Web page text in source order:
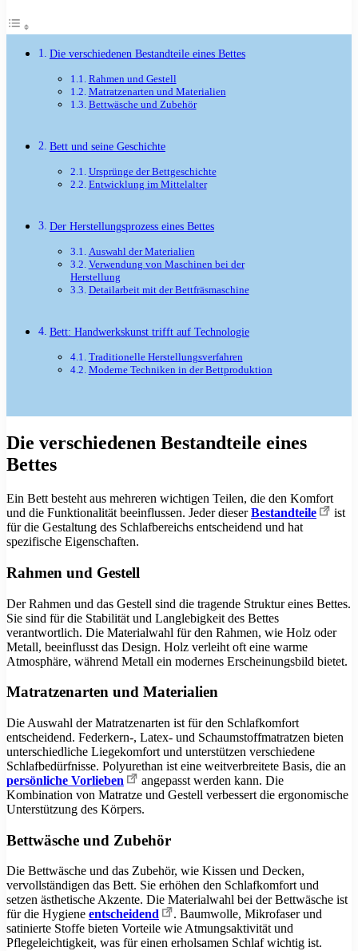
Die verschiedenen Bestandteile eines Bettes
Rahmen und Gestell
Matratzenarten und Materialien
Bettwäsche und Zubehör
Bett und seine Geschichte
Ursprünge der Bettgeschichte
Entwicklung im Mittelalter
Der Herstellungsprozess eines Bettes
Auswahl der Materialien
Verwendung von Maschinen bei der
Herstellung
Detailarbeit mit der Bettfräsmaschine
Bett: Handwerkskunst trifft auf Technologie
Traditionelle Herstellungsverfahren
Moderne Techniken in der Bettproduktion
Die verschiedenen Bestandteile eines
Bettes
Ein Bett besteht aus mehreren wichtigen Teilen, die den Komfort
und die Funktionalität beeinflussen. Jeder dieserBestandteile
ist
für die Gestaltung des Schlafbereichs entscheidend und hat
spezifische Eigenschaften.
Rahmen und Gestell
Der Rahmen und das Gestell sind die tragende Struktur eines Bettes.
Sie sind für die Stabilität und Langlebigkeit des Bettes
verantwortlich. Die Materialwahl für den Rahmen, wie Holz oder
Metall, beeinflusst das Design. Holz verleiht oft eine warme
Atmosphäre, während Metall ein modernes Erscheinungsbild bietet.
Matratzenarten und Materialien
Die Auswahl der Matratzenarten ist für den Schlafkomfort
entscheidend. Federkern-, Latex- und Schaumstoffmatratzen bieten
unterschiedliche Liegekomfort und unterstützen verschiedene
Schlafbedürfnisse. Polyurethan ist eine weitverbreitete Basis, die an
persönliche Vorlieben
angepasst werden kann. Die
Kombination von Matratze und Gestell verbessert die ergonomische
Unterstützung des Körpers.
Bettwäsche und Zubehör
Die Bettwäsche und das Zubehör, wie Kissen und Decken,
vervollständigen das Bett. Sie erhöhen den Schlafkomfort und
setzen ästhetische Akzente. Die Materialwahl bei der Bettwäsche ist
für die Hygiene entscheidend
. Baumwolle, Mikrofaser und
satinierte Stoffe bieten Vorteile wie Atmungsaktivität und
Pflegeleichtigkeit, was für einen erholsamen Schlaf wichtig ist.